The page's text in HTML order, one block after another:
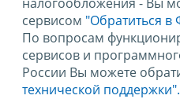
сервисом "Обратиться
По вопросам
сервисов и
России Вы можете
технической поддержки".